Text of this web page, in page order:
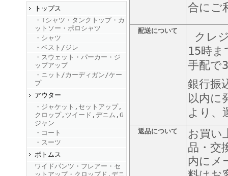
FINEBOYS2025年10月号
FINEBOYS2025年9月号
トップス
・Tシャツ・タンクトップ・カ
ットソー・ポロシャツ
・シャツ
・ベスト/ジレ
・スウェット・パーカー・ジ
ップアップ
・ニット/カーディガン/ケー
プ
アウター
・ジャケット,セットアップ,
クロップ,ツイード,デニム,G
ジャン
・コート
・スーツ
ボトムス
ワイドパンツ・フレアー・セ
ットアップ・クロップド,デニ
合にご
配送について
クレ
15時ま
手配で
銀行振
以内に
より、
返品について
お買い
品・交
内にメ